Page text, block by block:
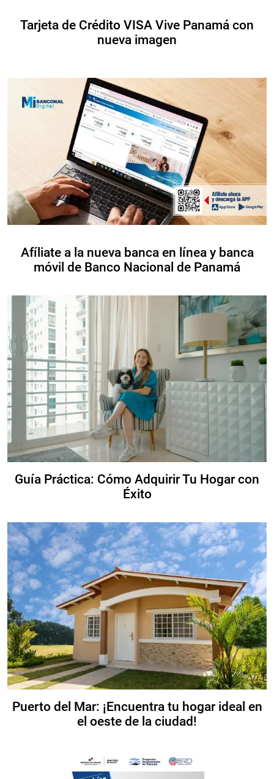
Tarjeta de Crédito VISA Vive Panamá con
nueva imagen
Afíliate a la nueva banca en línea y banca
móvil de Banco Nacional de Panamá
Guía Práctica: Cómo Adquirir Tu Hogar con
Éxito
Puerto del Mar: ¡Encuentra tu hogar ideal en
el oeste de la ciudad!